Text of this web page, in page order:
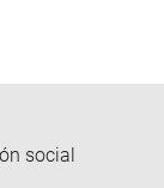
social